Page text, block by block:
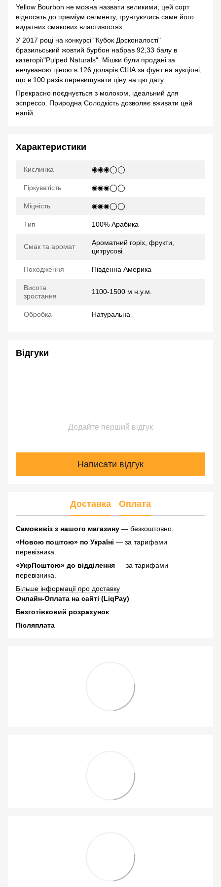
Yellow Bourbon не можна назвати великими, цей сорт
відносять до преміум сегменту, грунтуючись саме його
видатних смакових властивостях.
У 2017 році на конкурсі "Кубок Досконалості"
бразильський жовтий бурбон набрав 92,33 балу в
категорії"Pulped Naturals". Мішки були продані за
нечуваною ціною в 126 доларів США за фунт на аукціоні,
що в 100 разів перевищувати ціну на цю дату.
Прекрасно поєднується з молоком, ідеальний для
эспрессо. Природна Солодкість дозволяє вживати цей
напій.
Характеристики
Кислинка ◉◉◉◯◯
Гіркуватість ◉◉◉◯◯
Міцність ◉◉◉◯◯
Тип 100% Арабика
Смак та аромат
Ароматний горіх, фрукти,
цитрусові
Походження Південна Америка
Висота
зростання
1100-1500 м н.у.м.
Обробка Натуральна
Відгуки
Додайте перший відгук
Написати відгук
Доставка Оплата
Самовивіз з нашого магазину — безкоштовно.
«Новою поштою» по Україні — за тарифами
перевізника.
«УкрПоштою» до відділення — за тарифами
перевізника.
Більше інформації про доставку
Онлайн-Оплата на сайті (LiqPay)
Безготівковий розрахунок
Післяплата